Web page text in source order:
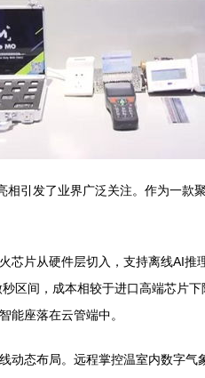
引发了业界广泛关注。作为一
片从硬件层切入，支持离线AI
区间，成本相较于进口高端芯片
能座落在云管端中。
态布局。远程掌控温室内数字气